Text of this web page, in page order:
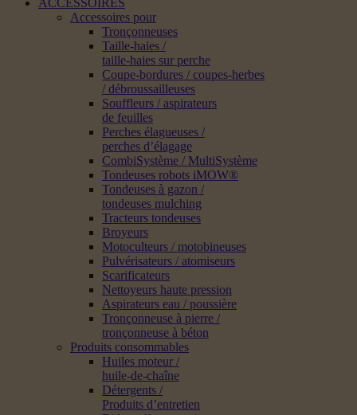
ACCESSOIRES
Accessoires pour
Tronçonneuses
Taille-haies /
taille-haies sur perche
Coupe-bordures / coupes-herbes
/ débroussailleuses
Souffleurs / aspirateurs
de feuilles
Perches élagueuses /
perches d’élagage
CombiSystème / MultiSystème
Tondeuses robots iMOW®
Tondeuses à gazon /
tondeuses mulching
Tracteurs tondeuses
Broyeurs
Motoculteurs / motobineuses
Pulvérisateurs / atomiseurs
Scarificateurs
Nettoyeurs haute pression
Aspirateurs eau / poussière
Tronçonneuse à pierre /
tronçonneuse à béton
Produits consommables
Huiles moteur /
huile-de-chaîne
Détergents /
Produits d’entretien